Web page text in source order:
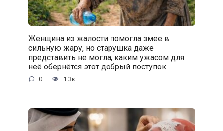
Женщина из жалости помогла змее в
сильную жару, но старушка даже
представить не могла, каким ужасом для
неё обернётся этот добрый поступок
0 1.3к.